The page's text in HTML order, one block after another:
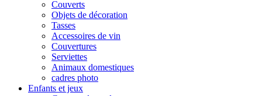
Couverts
Objets de décoration
Tasses
Accessoires de vin
Couvertures
Serviettes
Animaux domestiques
cadres photo
Enfants et jeux